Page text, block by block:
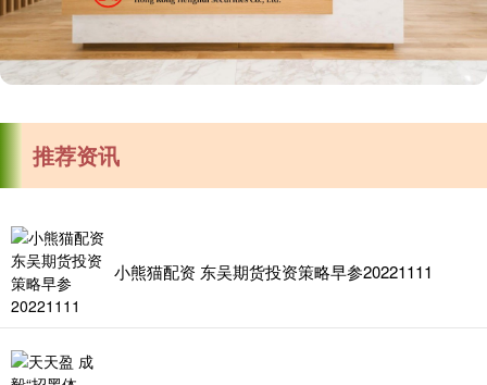
推荐资讯
小熊猫配资 东吴期货投资策略早参20221111